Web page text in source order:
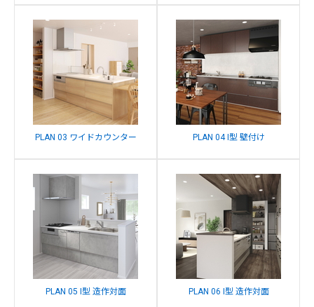
PLAN 03 ワイドカウンター PLAN 04 I型 壁付け
PLAN 05 I型 造作対面 PLAN 06 I型 造作対面